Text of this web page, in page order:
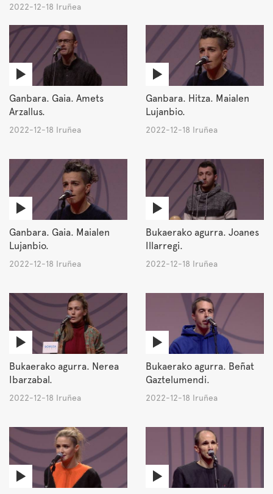
2022-12-18 Iruñea
Ganbara. Gaia. Amets
Arzallus.
2022-12-18 Iruñea
Ganbara. Hitza. Maialen
Lujanbio.
2022-12-18 Iruñea
Ganbara. Gaia. Maialen
Lujanbio.
2022-12-18 Iruñea
Bukaerako agurra. Joanes
Illarregi.
2022-12-18 Iruñea
Bukaerako agurra. Nerea
Ibarzabal.
2022-12-18 Iruñea
Bukaerako agurra. Beñat
Gaztelumendi.
2022-12-18 Iruñea